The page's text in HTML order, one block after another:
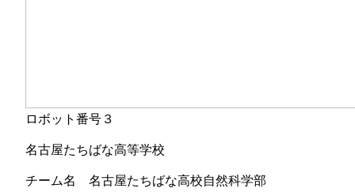
ロボット番号３
名古屋たちばな高等学校
チーム名 名古屋たちばな高校自然科学部